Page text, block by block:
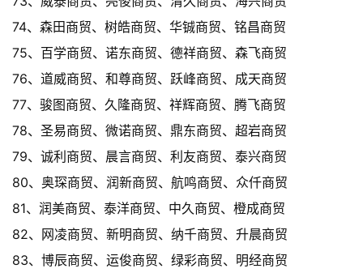
74、森田商贸、树皓商贸、华铖商贸、铭昌商贸
75、百学商贸、诺东商贸、德祥商贸、森飞商贸
76、道威商贸、和尊商贸、跃峰商贸、成天商贸
77、骏图商贸、久隆商贸、祥辉商贸、腾飞商贸
78、圣易商贸、微诺商贸、鼎东商贸、超岩商贸
79、诚利商贸、晨言商贸、利友商贸、泰兴商贸
80、奥琛商贸、润新商贸、航鸣商贸、众仟商贸
81、润美商贸、泰洋商贸、中久商贸、橙成商贸
82、网凌商贸、新明商贸、纳千商贸、升晨商贸
83、博辰商贸、运俊商贸、绿彩商贸、明经商贸